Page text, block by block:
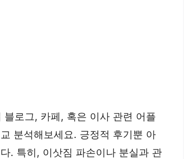
로그, 카페, 혹은 이사 관련 어플
분석해보세요. 긍정적 후기뿐 아
. 특히, 이삿짐 파손이나 분실과 관